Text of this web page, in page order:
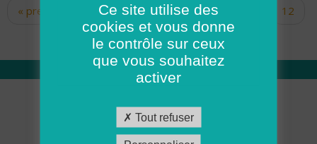
Pages
« premier ‹ précédent … 10
12
14 15 16 17
Qui sommes nous
Académie ADMR
Ce site utilise des
cookies et vous donne
le contrôle sur ceux
que vous souhaitez
activer
Tout refuser